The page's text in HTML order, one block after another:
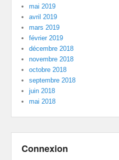
mai 2019
avril 2019
mars 2019
février 2019
décembre 2018
novembre 2018
octobre 2018
septembre 2018
juin 2018
mai 2018
Connexion